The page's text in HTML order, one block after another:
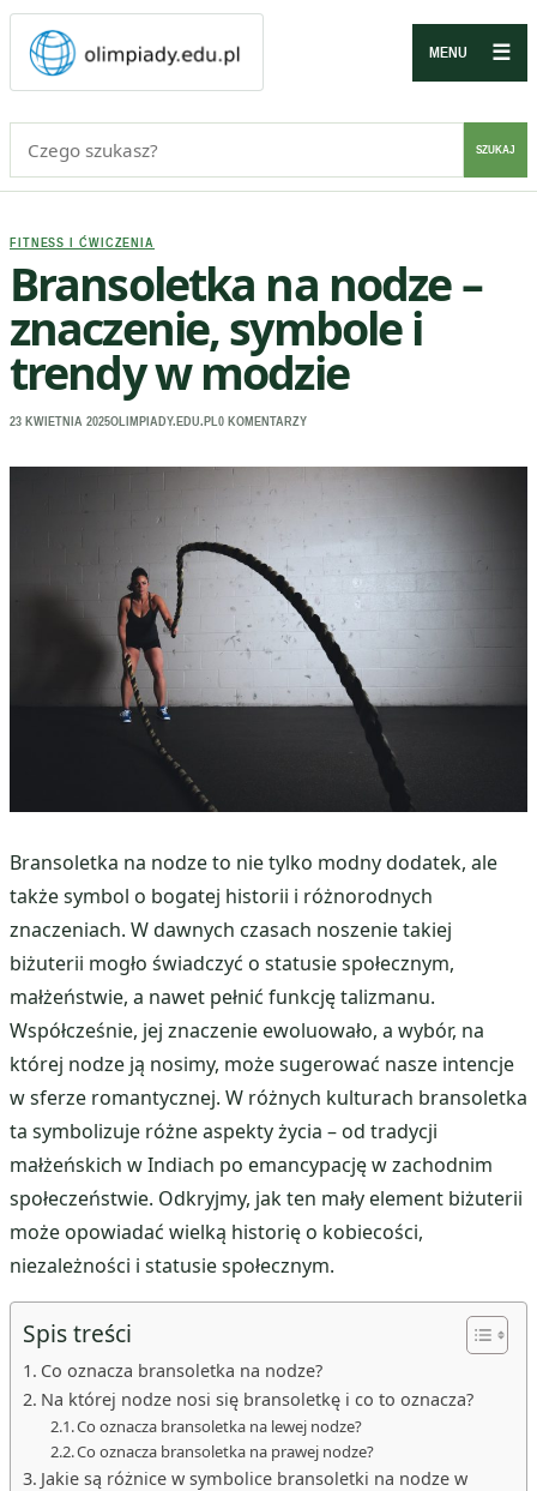
MENU ☰
SZUKAJ
FITNESS I ĆWICZENIA
Bransoletka na nodze –
znaczenie, symbole i
trendy w modzie
23 KWIETNIA 2025OLIMPIADY.EDU.PL 0 KOMENTARZY
Bransoletka na nodze to nie tylko modny dodatek, ale
także symbol o bogatej historii i różnorodnych
znaczeniach. W dawnych czasach noszenie takiej
biżuterii mogło świadczyć o statusie społecznym,
małżeństwie, a nawet pełnić funkcję talizmanu.
Współcześnie, jej znaczenie ewoluowało, a wybór, na
której nodze ją nosimy, może sugerować nasze intencje
w sferze romantycznej. W różnych kulturach bransoletka
ta symbolizuje różne aspekty życia – od tradycji
małżeńskich w Indiach po emancypację w zachodnim
społeczeństwie. Odkryjmy, jak ten mały element biżuterii
może opowiadać wielką historię o kobiecości,
niezależności i statusie społecznym.
Spis treści
Co oznacza bransoletka na nodze?
Na której nodze nosi się bransoletkę i co to oznacza?
Co oznacza bransoletka na lewej nodze?
Co oznacza bransoletka na prawej nodze?
Jakie są różnice w symbolice bransoletki na nodze w